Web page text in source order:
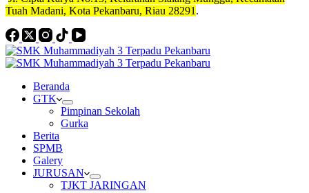
Tuah Madani, Kota Pekanbaru, Riau 28291 .
Beranda
GTK
Pimpinan Sekolah
Gurka
Berita
SPMB
Galery
JURUSAN
TJKT JARINGAN